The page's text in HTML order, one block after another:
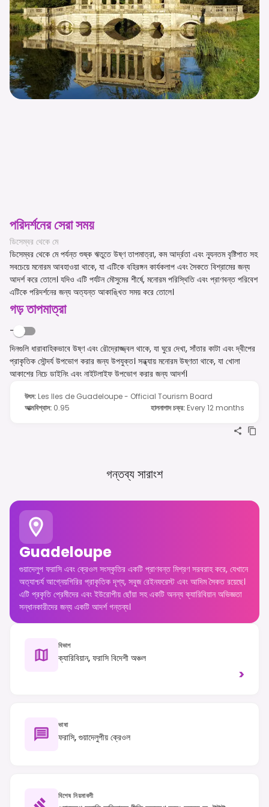
পরিদর্শনের সেরা সময়
ডিসেম্বর থেকে মে
ডিসেম্বর থেকে মে পর্যন্ত শুষ্ক ঋতুতে উষ্ণ তাপমাত্রা, কম আর্দ্রতা এবং ন্যূনতম বৃষ্টিপাত সহ
সবচেয়ে মনোরম আবহাওয়া থাকে, যা এটিকে বহিরঙ্গন কার্যকলাপ এবং সৈকতে বিশ্রামের জন্য
আদর্শ করে তোলে। যদিও এটি পর্যটন মৌসুমের শীর্ষে, মনোরম পরিস্থিতি এবং প্রাণবন্ত পরিবেশ
এটিকে পরিদর্শনের জন্য অত্যন্ত আকাঙ্খিত সময় করে তোলে।
গড় তাপমাত্রা
-
দিনগুলি ধারাবাহিকভাবে উষ্ণ এবং রৌদ্রোজ্জ্বল থাকে, যা ঘুরে দেখা, সাঁতার কাটা এবং দ্বীপের
প্রাকৃতিক সৌন্দর্য উপভোগ করার জন্য উপযুক্ত। সন্ধ্যায় মনোরম উষ্ণতা থাকে, যা খোলা
আকাশের নিচে ডাইনিং এবং নাইটলাইফ উপভোগ করার জন্য আদর্শ।
উৎস: Les Iles de Guadeloupe - Official Tourism Board
আত্মবিশ্বাস: 0.95 হালনাগাদ চক্র: Every 12 months
গন্তব্য সারাংশ
Guadeloupe
গুয়াদেলুপ ফরাসি এবং ক্রেওল সংস্কৃতির একটি প্রাণবন্ত মিশ্রণ সরবরাহ করে, যেখানে
অত্যাশ্চর্য আগ্নেয়গিরির প্রাকৃতিক দৃশ্য, সবুজ রেইনফরেস্ট এবং আদিম সৈকত রয়েছে।
এটি প্রকৃতি প্রেমীদের এবং ইউরোপীয় ছোঁয়া সহ একটি অনন্য ক্যারিবিয়ান অভিজ্ঞতা
সন্ধানকারীদের জন্য একটি আদর্শ গন্তব্য।
বিভাগ
ক্যারিবিয়ান, ফরাসি বিদেশী অঞ্চল
>
ভাষা
ফরাসি, গুয়াদেলুপীয় ক্রেওল
বিশেষ নিয়মাবলী